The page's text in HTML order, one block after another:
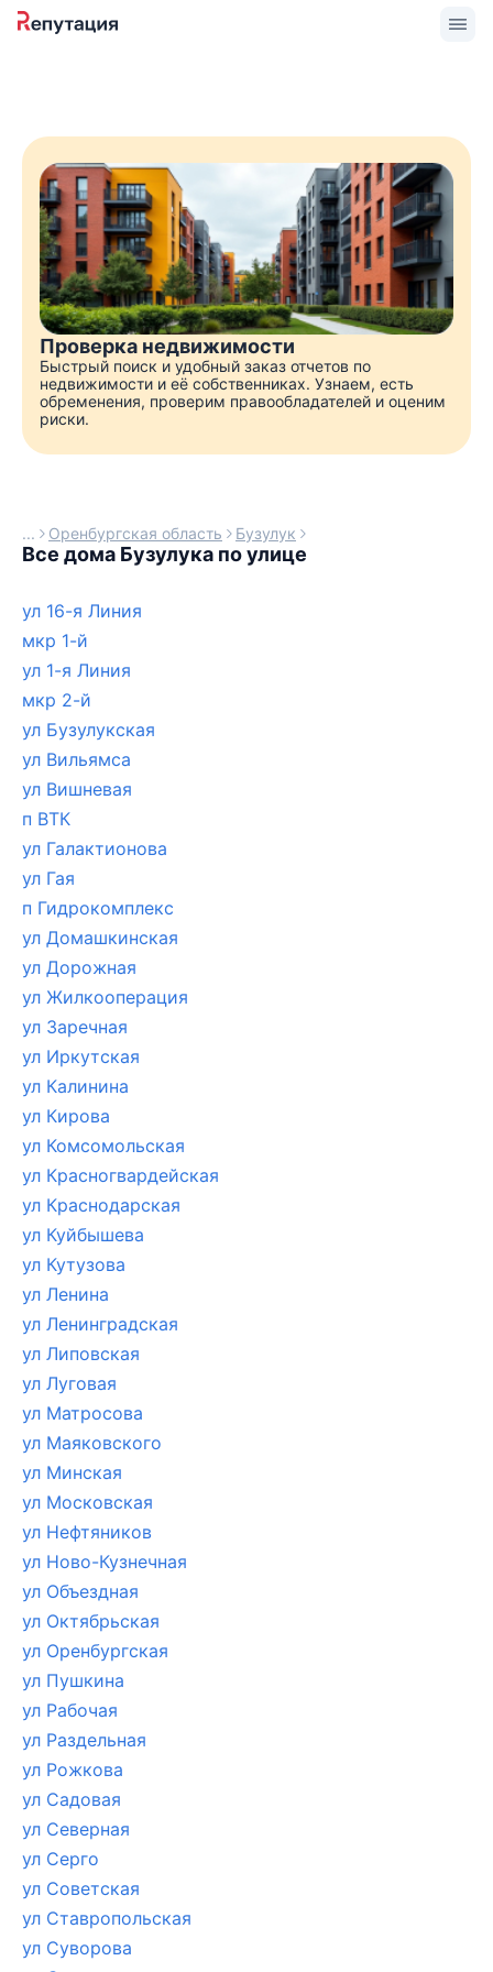
Проверка недвижимости
Быстрый поиск и удобный заказ отчетов по
недвижимости и её собственниках. Узнаем, есть
обременения, проверим правообладателей и оценим
риски.
Оренбургская область Бузулук
Все дома Бузулука по улице
ул 16-я Линия
мкр 1-й
ул 1-я Линия
мкр 2-й
ул Бузулукская
ул Вильямса
ул Вишневая
п ВТК
ул Галактионова
ул Гая
п Гидрокомплекс
ул Домашкинская
ул Дорожная
ул Жилкооперация
ул Заречная
ул Иркутская
ул Калинина
ул Кирова
ул Комсомольская
ул Красногвардейская
ул Краснодарская
ул Куйбышева
ул Кутузова
ул Ленина
ул Ленинградская
ул Липовская
ул Луговая
ул Матросова
ул Маяковского
ул Минская
ул Московская
ул Нефтяников
ул Ново-Кузнечная
ул Объездная
ул Октябрьская
ул Оренбургская
ул Пушкина
ул Рабочая
ул Раздельная
ул Рожкова
ул Садовая
ул Северная
ул Серго
ул Советская
ул Ставропольская
ул Суворова